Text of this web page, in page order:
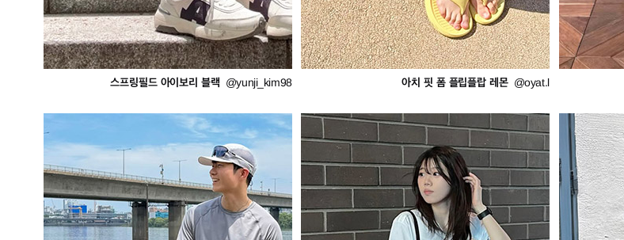
스프링필드 아이보리 블랙 @yunji_kim98 아치 핏 폼 플립플랍 레몬@oyat.l